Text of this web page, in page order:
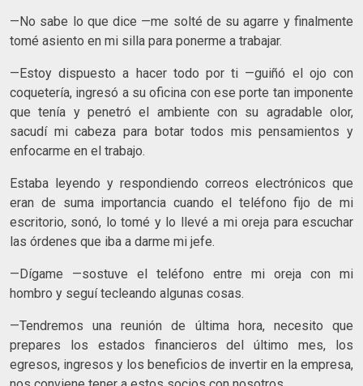
—No sabe lo que dice —me solté de su agarre y finalmente
tomé asiento en mi silla para ponerme a trabajar.
—Estoy dispuesto a hacer todo por ti —guiñó el ojo con
coquetería, ingresó a su oficina con ese porte tan imponente
que tenía y penetró el ambiente con su agradable olor,
sacudí mi cabeza para botar todos mis pensamientos y
enfocarme en el trabajo.
Estaba leyendo y respondiendo correos electrónicos que
eran de suma importancia cuando el teléfono fijo de mi
escritorio, sonó, lo tomé y lo llevé a mi oreja para escuchar
las órdenes que iba a darme mi jefe.
—Dígame —sostuve el teléfono entre mi oreja con mi
hombro y seguí tecleando algunas cosas.
—Tendremos una reunión de última hora, necesito que
prepares los estados financieros del último mes, los
egresos, ingresos y los beneficios de invertir en la empresa,